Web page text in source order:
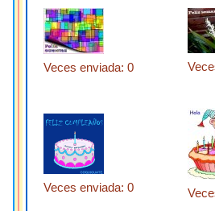
Veces enviada: 0
Veces enviada: 0